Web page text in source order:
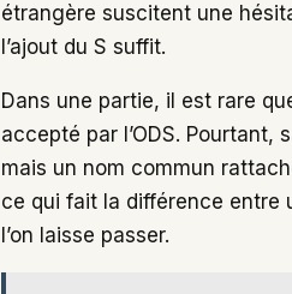
étrangère suscitent une
l’ajout du S suffit.
Dans une partie, il est rare
accepté par l’ODS. Pourtant,
mais un nom commun
ce qui fait la différence entre
l’on laisse passer.